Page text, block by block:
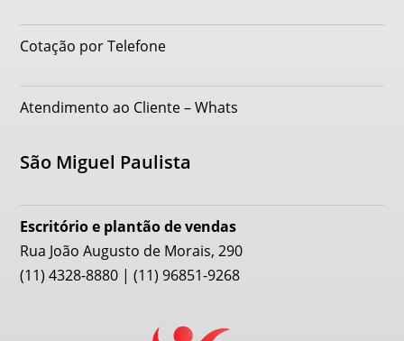
Cotação por Telefone
Atendimento ao Cliente – Whats
São Miguel Paulista
Escritório e plantão de vendas
Rua João Augusto de Morais, 290
(11) 4328-8880 | (11) 96851-9268